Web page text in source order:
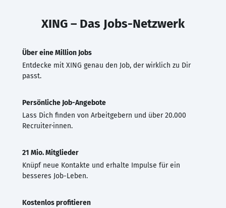
XING – Das Jobs-Netzwerk
Über eine Million Jobs
Entdecke mit XING genau den Job, der wirklich zu Dir
passt.
Persönliche Job-Angebote
Lass Dich finden von Arbeitgebern und über 20.000
Recruiter·innen.
21 Mio. Mitglieder
Knüpf neue Kontakte und erhalte Impulse für ein
besseres Job-Leben.
Kostenlos profitieren